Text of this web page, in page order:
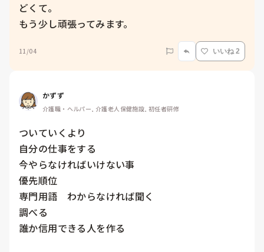
どくて。
もう少し頑張ってみます。
11/04 いいね 2
かずず
介護職・ヘルパー, 介護老人保健施設, 初任者研修
ついていくより
自分の仕事をする
今やらなければいけない事
優先順位
専門用語　わからなければ聞く
調べる
誰か信用できる人を作る